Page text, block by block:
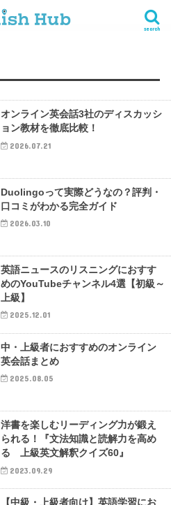
search
オンライン英会話3社のディスカッシ
ョン教材を徹底比較！
2026.07.21
Duolingoって実際どうなの？評判・
口コミがわかる完全ガイド
2026.03.10
英語ニュースのリスニングにおすす
めのYouTubeチャンネル4選【初級～
上級】
2025.12.01
中・上級者におすすめのオンライン
英会話まとめ
2025.08.05
洋書を楽しむリーディング力が鍛え
られる！『文法知識と読解力を高め
る 上級英文解釈クイズ60』
2023.09.29
【中級・上級者向け】英語学習にお